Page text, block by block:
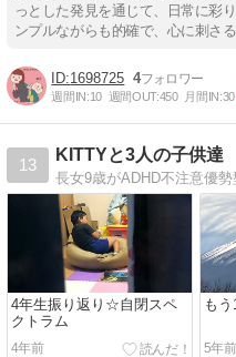
っとした発見を通じて、日常に彩
ンプルながらも的確で、心に刺さ
1698725 4
週間IN:10 週間OUT:450 月間IN:30
13
KITTYと3人の子供達
4年生振り返り☆自閉スペ
クトラム
4年前
もう
5年前